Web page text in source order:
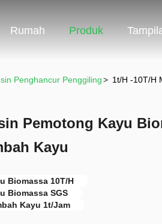
Rumah Produk
Penghancur Penggiling> 1t/H -10T/H
Pemotong Kayu
Kayu
Biomassa 10T/H
Biomassa SGS
Kayu 1t/Jam